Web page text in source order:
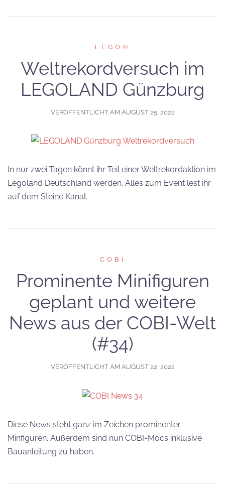
LEGO®
Weltrekordversuch im
LEGOLAND Günzburg
VERÖFFENTLICHT AM AUGUST 25, 2022
In nur zwei Tagen könnt ihr Teil einer Weltrekordaktion im
Legoland Deutschland werden. Alles zum Event lest ihr
auf dem Steine Kanal.
COBI
Prominente Minifiguren
geplant und weitere
News aus der COBI-Welt
(#34)
VERÖFFENTLICHT AM AUGUST 22, 2022
Diese News steht ganz im Zeichen prominenter
Minfiguren. Außerdem sind nun COBI-Mocs inklusive
Bauanleitung zu haben.